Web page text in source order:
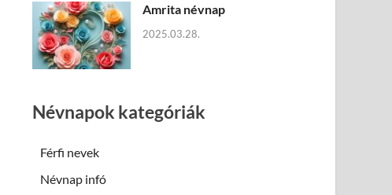
Amrita névnap
2025.03.28.
Névnapok kategóriák
Férfi nevek
Névnap infó